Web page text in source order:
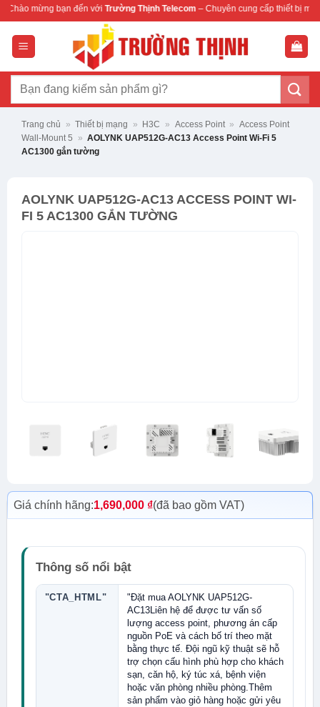
Bỏ
dung
đến vớiTrường Thịnh Telecom– Chuyên cung cấp thiết bị mạng & camera
Tìm
Trang chủ » Thiết bị mạng » H3C » Access Point » Access Point
Wall-Mount 5
» AOLYNK UAP512G-AC13 Access Point Wi-Fi 5
AC1300 gắn tường
AOLYNK UAP512G-AC13 ACCESS POINT WI-
FI 5 AC1300 GẮN TƯỜNG
Giá chính hãng:1,690,000 ₫(đã bao gồm VAT)
Thông số nổi bật
"CTA_HTML"
"Đặt mua AOLYNK UAP512G-
AC13Liên hệ để được tư vấn số
lượng access point, phương án cấp
nguồn PoE và cách bố trí theo mặt
bằng thực tế. Đội ngũ kỹ thuật sẽ hỗ
trợ chọn cấu hình phù hợp cho khách
sạn, căn hộ, ký túc xá, bệnh viện
hoặc văn phòng nhiều phòng.Thêm
sản phẩm vào giỏ hàng hoặc gửi yêu